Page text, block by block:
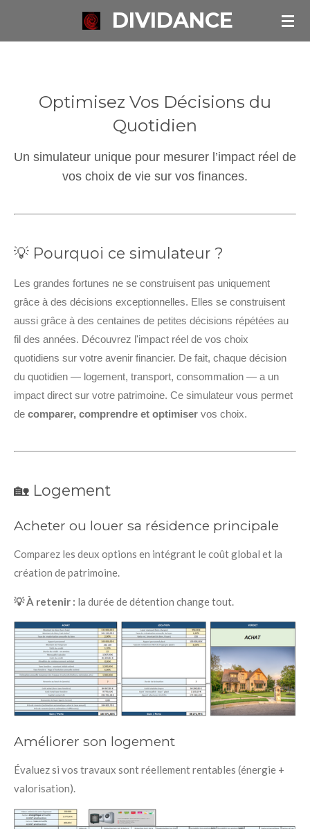
DIVIDANCE
Optimisez Vos Décisions du
Quotidien
Un simulateur unique pour mesurer l’impact réel de
vos choix de vie sur vos finances.
💡 Pourquoi ce simulateur ?
Les grandes fortunes ne se construisent pas uniquement
grâce à des décisions exceptionnelles. Elles se construisent
aussi grâce à des centaines de petites décisions répétées au
fil des années. Découvrez l'impact réel de vos choix
quotidiens sur votre avenir financier. De fait, chaque décision
du quotidien — logement, transport, consommation — a un
impact direct sur votre patrimoine. Ce simulateur vous permet
de comparer, comprendre et optimiser vos choix.
🏡 Logement
Acheter ou louer sa résidence principale
Comparez les deux options en intégrant le coût global et la
création de patrimoine.
💡 À retenir : la durée de détention change tout.
Améliorer son logement
Évaluez si vos travaux sont réellement rentables (énergie +
valorisation).